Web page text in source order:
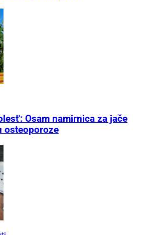
Osam namirnica za jače
osteoporoze